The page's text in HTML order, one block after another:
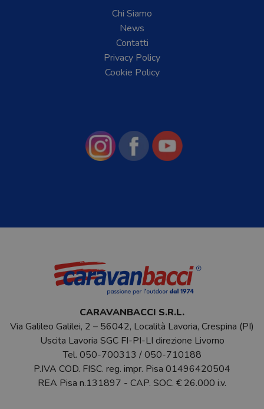
Chi Siamo
News
Contatti
Privacy Policy
Cookie Policy
CARAVANBACCI S.R.L.
Via Galileo Galilei, 2 – 56042, Località Lavoria, Crespina (PI)
Uscita Lavoria SGC FI-PI-LI direzione Livorno
Tel. 050-700313 /050-710188
P.IVA COD. FISC. reg. impr. Pisa 01496420504
REA Pisa n.131897 - CAP. SOC. € 26.000 i.v.